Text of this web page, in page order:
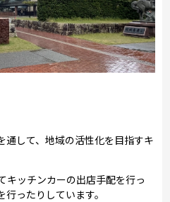
通して、地域の活性化を目指すキ
キッチンカーの出店手配を行っ
ったりしています。